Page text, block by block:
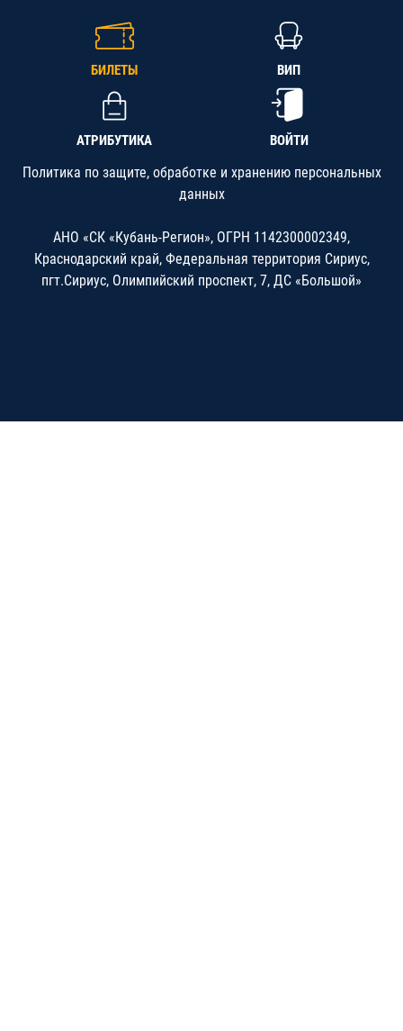
БИЛЕТЫ ВИП
АТРИБУТИКА ВОЙТИ
Политика по защите, обработке и хранению персональных
данных
АНО «СК «Кубань-Регион», ОГРН 1142300002349,
Краснодарский край, Федеральная территория Сириус,
пгт.Сириус, Олимпийский проспект, 7, ДС «Большой»